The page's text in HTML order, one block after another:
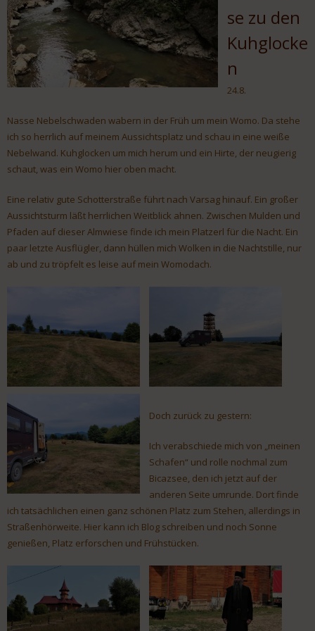
se zu den
Kuhglocke
n
24.8.
Nasse Nebelschwaden wabern in der Früh um mein Womo. Da stehe
ich so herrlich auf meinem Aussichtsplatz und schau in eine weiße
Nebelwand. Kuhglocken um mich herum und ein Hirte, der neugierig
schaut, was ein Womo hier oben macht.
Eine relativ gute Schotterstraße führt nach Varsag hinauf. Ein großer
Aussichtsturm läßt herrlichen Weitblick ahnen. Zwischen Mulden und
Pfaden auf dieser Almwiese finde ich mein Platzerl für die Nacht. Ein
paar letzte Ausflügler, dann hüllen mich Wolken in die Nachtstille, nur
ab und zu tröpfelt es leise auf mein Womodach.
Doch zurück zu gestern:
Ich verabschiede mich von „meinen
Schafen“ und rolle nochmal zum
Bicazsee, den ich jetzt auf der
anderen Seite umrunde. Dort finde
ich tatsächlichen einen ganz schönen Platz zum Stehen, allerdings in
Straßenhörweite. Hier kann ich Blog schreiben und noch Sonne
genießen, Platz erforschen und Frühstücken.